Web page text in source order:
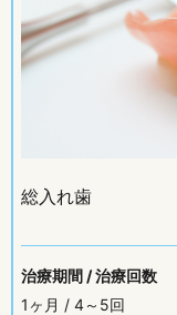
総入れ歯
治療期間 / 治療回数
1ヶ月 / 4～5回